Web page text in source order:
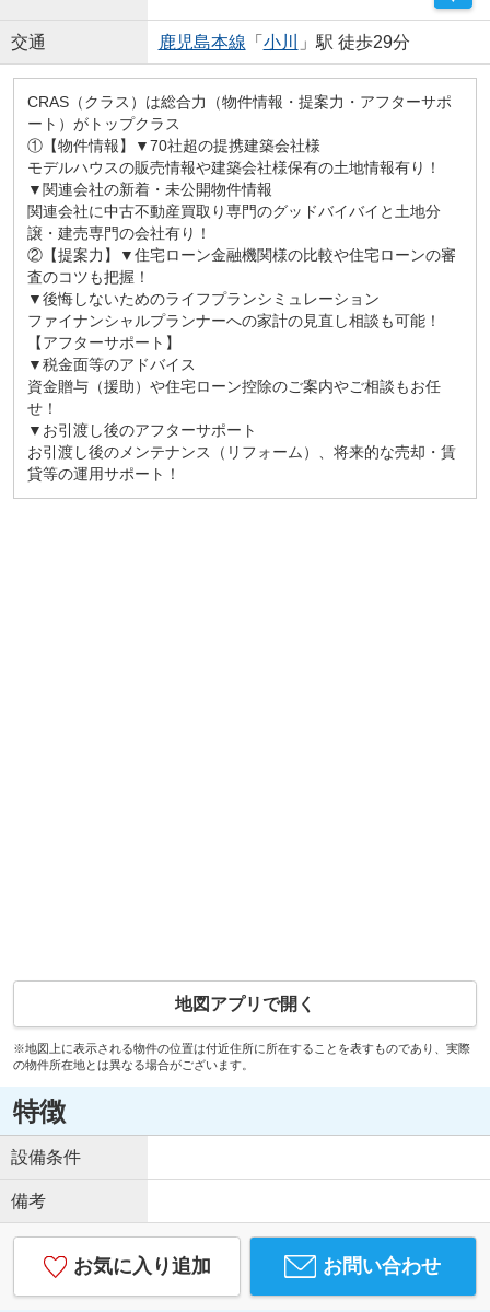
交通 鹿児島本線 「 小川 」駅 徒歩29分
CRAS（クラス）は総合力（物件情報・提案力・アフターサポ
ート）がトップクラス
①【物件情報】▼70社超の提携建築会社様
モデルハウスの販売情報や建築会社様保有の土地情報有り！
▼関連会社の新着・未公開物件情報
関連会社に中古不動産買取り専門のグッドバイバイと土地分
譲・建売専門の会社有り！
②【提案力】▼住宅ローン金融機関様の比較や住宅ローンの審
査のコツも把握！
▼後悔しないためのライフプランシミュレーション
ファイナンシャルプランナーへの家計の見直し相談も可能！
【アフターサポート】
▼税金面等のアドバイス
資金贈与（援助）や住宅ローン控除のご案内やご相談もお任
せ！
▼お引渡し後のアフターサポート
お引渡し後のメンテナンス（リフォーム）、将来的な売却・賃
貸等の運用サポート！
地図アプリで開く
※地図上に表示される物件の位置は付近住所に所在することを表すものであり、実際
の物件所在地とは異なる場合がございます。
特徴
設備条件
備考
お気に入り追加 お問い合わせ